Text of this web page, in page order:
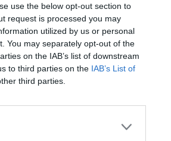
use the below opt-out section to
request is processed you may
utilized by us or personal
You may separately opt-out of the
on the IAB’s list of downstream
to third parties on the IAB’s List of
third parties.
tabletkę ?
miesiączki
i to
drugi dzień
normalne ?